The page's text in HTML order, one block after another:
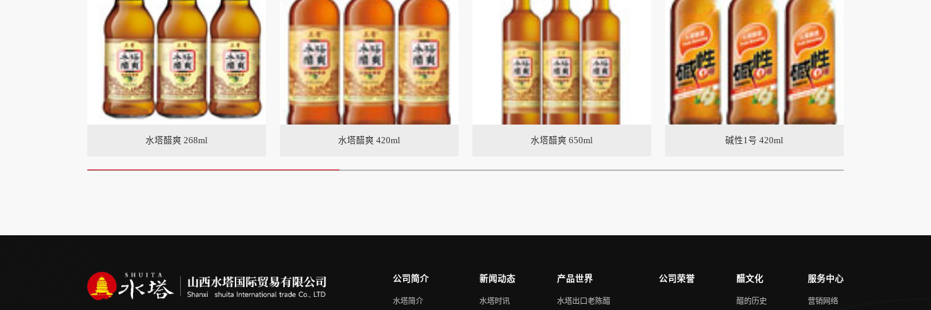
水塔醋爽 268ml 水塔醋爽 420ml 水塔醋爽 650ml 碱性1号 420ml
公司简介
水塔简介
新闻动态
水塔时讯
产品世界
水塔出口老陈醋
公司荣誉 醋文化
醋的历史
服务中心
营销网络